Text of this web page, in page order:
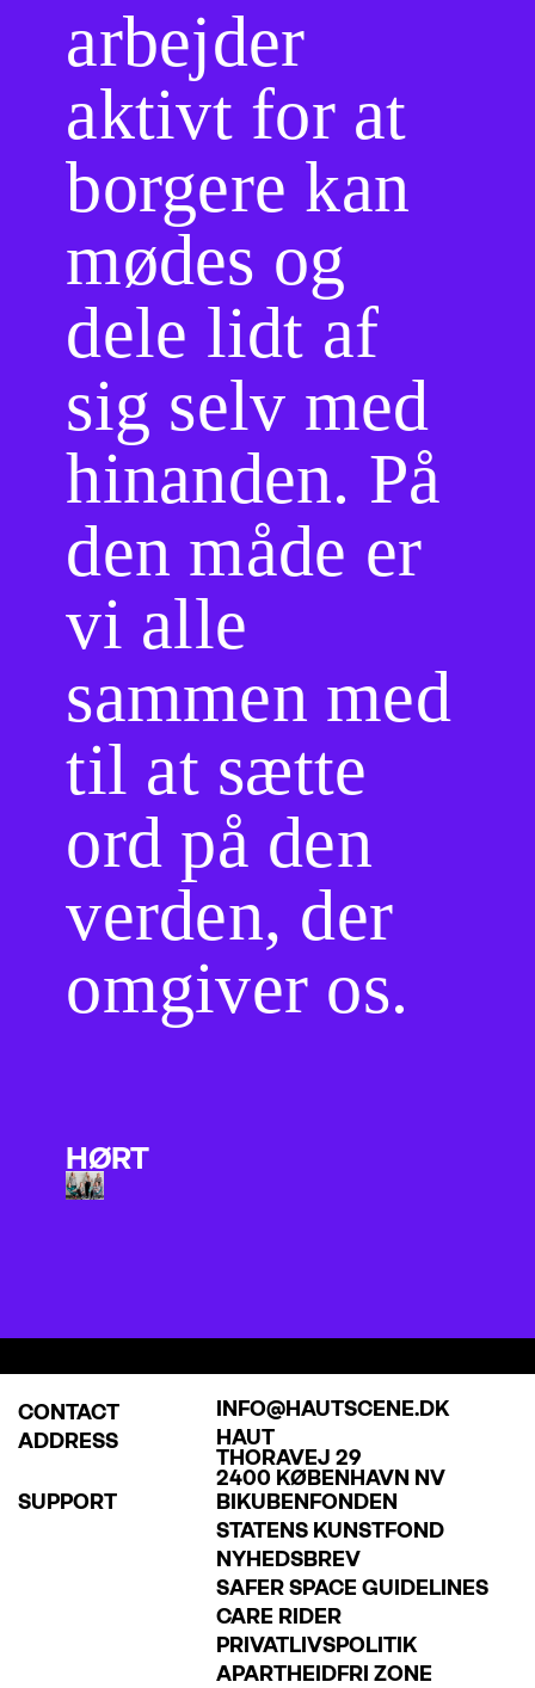
arbejder
aktivt for at
borgere kan
mødes og
dele lidt af
sig selv med
hinanden. På
den måde er
vi alle
sammen med
til at sætte
ord på den
verden, der
omgiver os.
HØRT
CONTACT
INFO@HAUTSCENE.DK
ADDRESS
HAUT
THORAVEJ 29
2400 KØBENHAVN NV
SUPPORT
BIKUBENFONDEN
STATENS KUNSTFOND
NYHEDSBREV
SAFER SPACE GUIDELINES
CARE RIDER
PRIVATLIVSPOLITIK
APARTHEIDFRI ZONE